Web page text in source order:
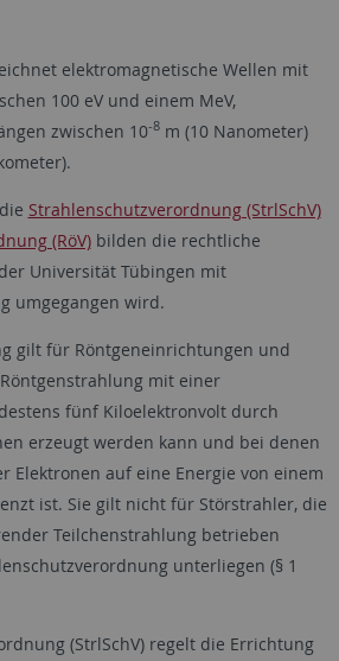
elektromagnetische Wellen mit
100 eV und einem MeV,
zwischen 10-8m (10 Nanometer)
Strahlenschutzverordnung (StrlSchV)
(RöV)bilden die rechtliche
Universität Tübingen mit
umgegangen wird.
gilt für Röntgeneinrichtungen und
mit einer
fünf Kiloelektronvolt durch
erzeugt werden kann und bei denen
Elektronen auf eine Energie von einem
ist. Sie gilt nicht für Störstrahler, die
Teilchenstrahlung betrieben
unterliegen (§ 1
(StrlSchV) regelt die Errichtung